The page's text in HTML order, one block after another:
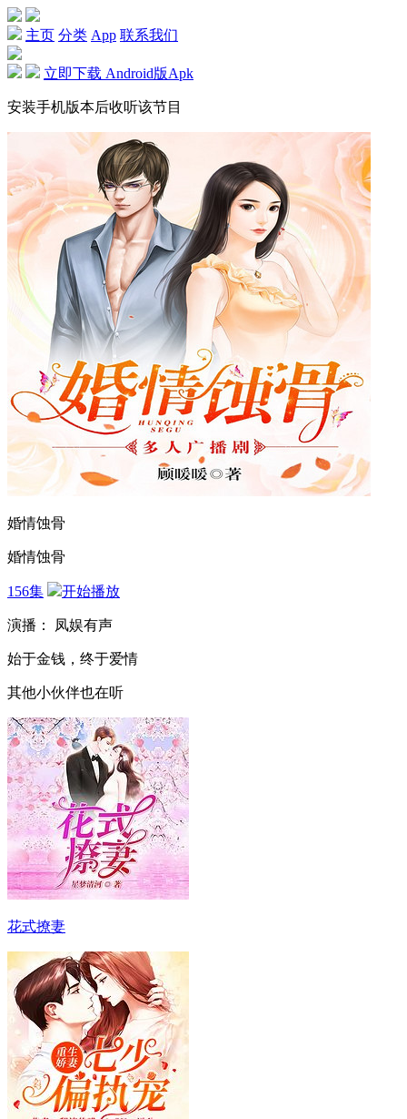
主页 分类 App 联系我们
立即下载 Android版Apk
安装手机版本后收听该节目
婚情蚀骨
婚情蚀骨
156集 开始播放
演播： 凤娱有声
始于金钱，终于爱情
其他小伙伴也在听
花式撩妻